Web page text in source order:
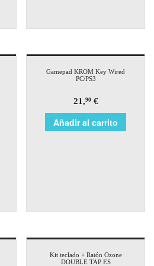
Gamepad KROM Key Wired
PC/PS3
21,90€
Añadir al carrito
Kit teclado + Ratón Ozone
DOUBLE TAP ES